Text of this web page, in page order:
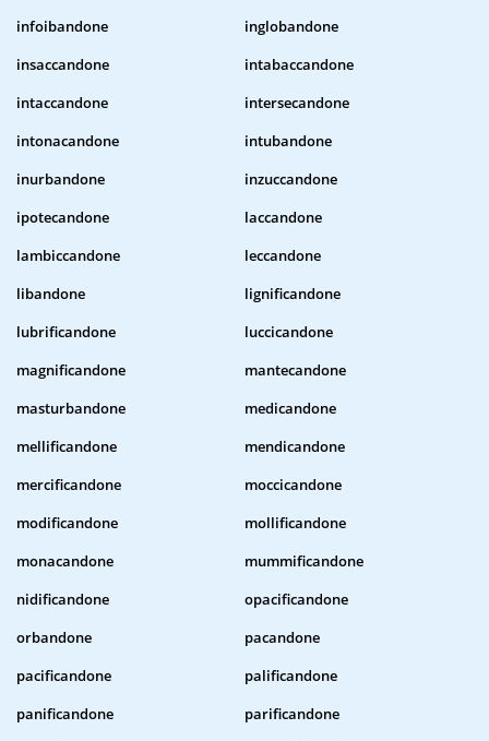
infoibandone
inglobandone
insaccandone
intabaccandone
intaccandone
intersecandone
intonacandone
intubandone
inurbandone
inzuccandone
ipotecandone
laccandone
lambiccandone
leccandone
libandone
lignificandone
lubrificandone
luccicandone
magnificandone
mantecandone
masturbandone
medicandone
mellificandone
mendicandone
mercificandone
moccicandone
modificandone
mollificandone
monacandone
mummificandone
nidificandone
opacificandone
orbandone
pacandone
pacificandone
palificandone
panificandone
parificandone